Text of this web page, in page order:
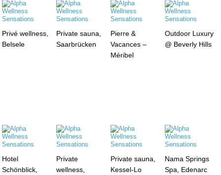
Privé wellness,
Belsele
Private sauna,
Saarbrücken
Pierre &
Vacances –
Méribel
Outdoor Luxury
@ Beverly Hills
Hotel
Schönblick,
Private
wellness,
Private sauna,
Kessel-Lo
Nama Springs
Spa, Edenarc